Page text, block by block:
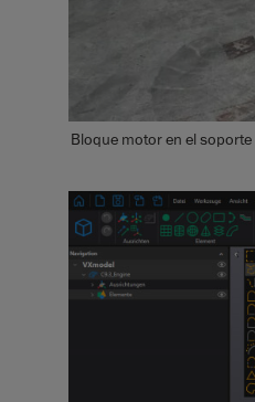
Bloque motor en el